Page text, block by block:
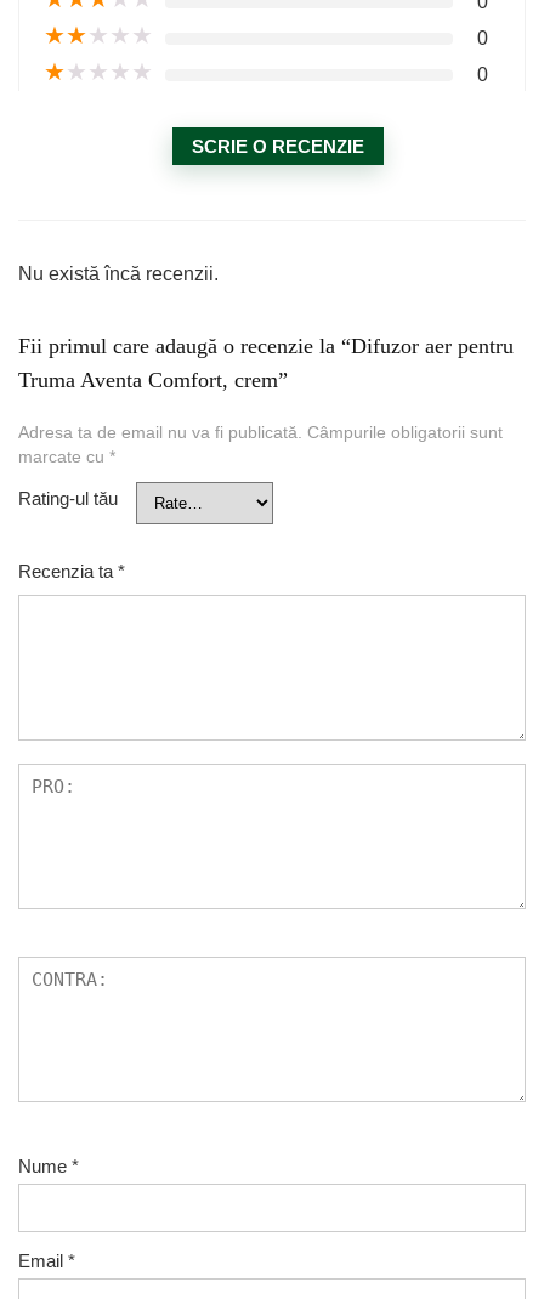
★★★★★ 0
★★★★★ 0
SCRIE O RECENZIE
Nu există încă recenzii.
Fii primul care adaugă o recenzie la “Difuzor aer pentru
Truma Aventa Comfort, crem”
Adresa ta de email nu va fi publicată. Câmpurile obligatorii sunt
marcate cu *
Rating-ul tău
Recenzia ta *
Nume *
Email *